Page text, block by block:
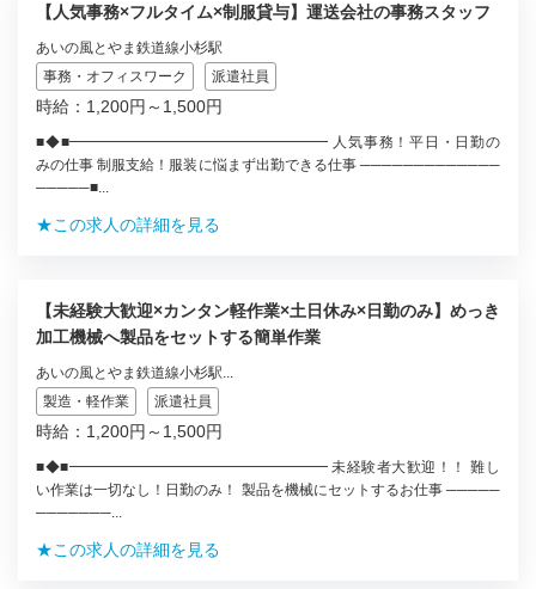
【人気事務×フルタイム×制服貸与】運送会社の事務スタッフ
あいの風とやま鉄道線小杉駅
事務・オフィスワーク
派遣社員
時給：1,200円～1,500円
■◆■━━━━━━━━━━━━━━━━━━ 人気事務！平日・日勤の
みの仕事 制服支給！服装に悩まず出勤できる仕事 ─────────────
─────■...
★この求人の詳細を見る
【未経験大歓迎×カンタン軽作業×土日休み×日勤のみ】めっき
加工機械へ製品をセットする簡単作業
あいの風とやま鉄道線小杉駅...
製造・軽作業
派遣社員
時給：1,200円～1,500円
■◆■━━━━━━━━━━━━━━━━━━ 未経験者大歓迎！！ 難し
い作業は一切なし！日勤のみ！ 製品を機械にセットするお仕事 ─────
───────...
★この求人の詳細を見る